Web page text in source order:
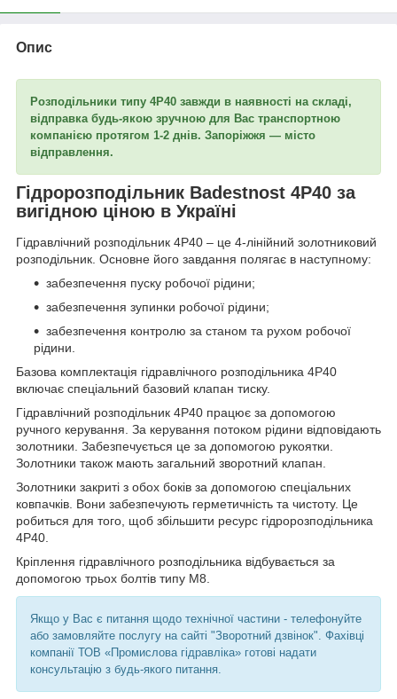
Опис
Розподільники типу 4Р40 завжди в наявності на складі,
відправка будь-якою зручною для Вас транспортною
компанією протягом 1-2 днів. Запоріжжя — місто
відправлення.
Гідророзподільник Badestnost 4Р40 за
вигідною ціною в Україні
Гідравлічний розподільник 4Р40 – це 4-лінійний золотниковий
розподільник. Основне його завдання полягає в наступному:
забезпечення пуску робочої рідини;
забезпечення зупинки робочої рідини;
забезпечення контролю за станом та рухом робочої
рідини.
Базова комплектація гідравлічного розподільника 4Р40
включає спеціальний базовий клапан тиску.
Гідравлічний розподільник 4Р40 працює за допомогою
ручного керування. За керування потоком рідини відповідають
золотники. Забезпечується це за допомогою рукоятки.
Золотники також мають загальний зворотний клапан.
Золотники закриті з обох боків за допомогою спеціальних
ковпачків. Вони забезпечують герметичність та чистоту. Це
робиться для того, щоб збільшити ресурс гідророзподільника
4Р40.
Кріплення гідравлічного розподільника відбувається за
допомогою трьох болтів типу М8.
Якщо у Вас є питання щодо технічної частини - телефонуйте
або замовляйте послугу на сайті "Зворотний дзвінок". Фахівці
компанії ТОВ «Промислова гідравліка» готові надати
консультацію з будь-якого питання.